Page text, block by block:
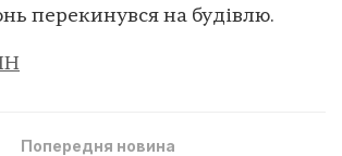
перекинувся на будівлю.
Попередня новина